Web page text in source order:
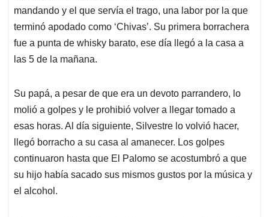
mandando y el que servía el trago, una labor por la que
terminó apodado como ‘Chivas’. Su primera borrachera
fue a punta de whisky barato, ese día llegó a la casa a
las 5 de la mañana.
Su papá, a pesar de que era un devoto parrandero, lo
molió a golpes y le prohibió volver a llegar tomado a
esas horas. Al día siguiente, Silvestre lo volvió hacer,
llegó borracho a su casa al amanecer. Los golpes
continuaron hasta que El Palomo se acostumbró a que
su hijo había sacado sus mismos gustos por la música y
el alcohol.